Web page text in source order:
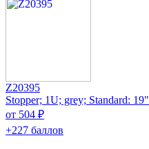
Z20395
Stopper; 1U; grey; Standard: 19"
от 504 ₽
+227 баллов